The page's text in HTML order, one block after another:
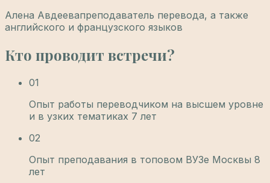
Алена Авдеевапреподаватель перевода, а также
английского и французского языков
Кто проводит встречи?
01
Опыт работы переводчиком на высшем уровне
и в узких тематиках 7 лет
02
Опыт преподавания в топовом ВУЗе Москвы 8
лет